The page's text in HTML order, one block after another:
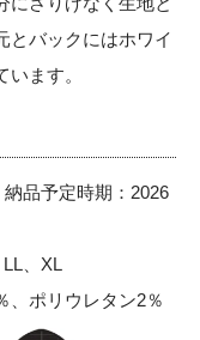
とバックにはホワイ
ます。
品予定時期：2026
、XL
、ポリウレタン2％